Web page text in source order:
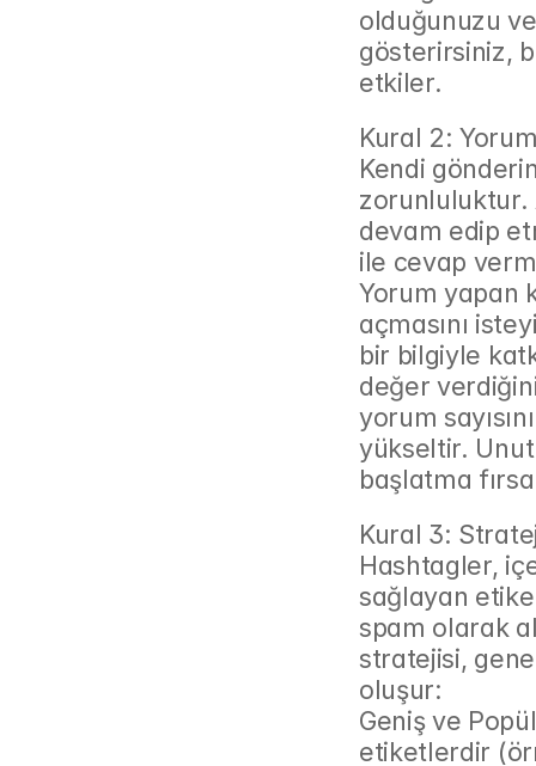
olduğunuzu
gösterirsiniz,
etkiler.
Kural 2:
Kendi
zorunluluktur.
devam edip
ile cevap
Yorum yapan
açmasını
bir bilgiyle
değer
yorum
yükseltir.
başlatma
Kural 3:
Hashtagler,
sağlayan
spam olarak
stratejisi,
oluşur:
Geniş ve
etiketlerdir